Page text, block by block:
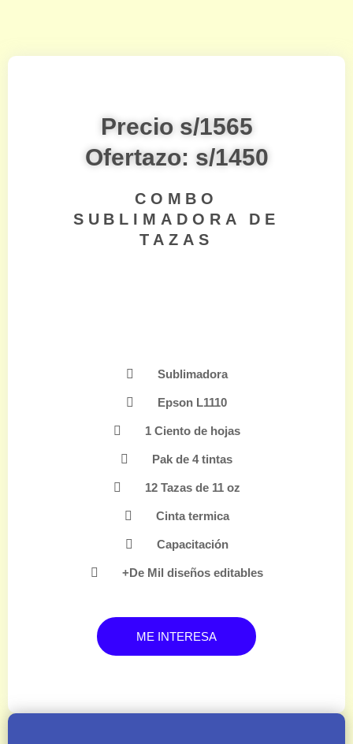
Precio s/1565
Ofertazo: s/1450
COMBO
SUBLIMADORA DE
TAZAS
Sublimadora
Epson L1110
1 Ciento de hojas
Pak de 4 tintas
12 Tazas de 11 oz
Cinta termica
Capacitación
+De Mil diseños editables
ME INTERESA